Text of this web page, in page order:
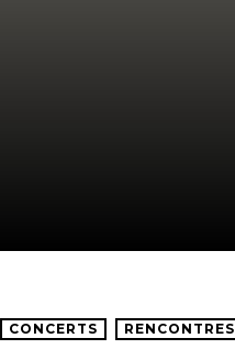
CONCERTS RENCONTRES